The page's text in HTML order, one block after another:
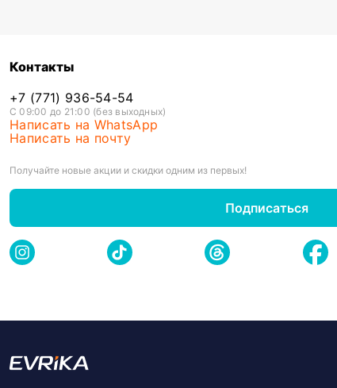
Контакты
+7 (771) 936-54-54
С 09:00 до 21:00 (без выходных)
Написать на WhatsApp
Написать на почту
Получайте новые акции и скидки одним из первых!
Подписаться